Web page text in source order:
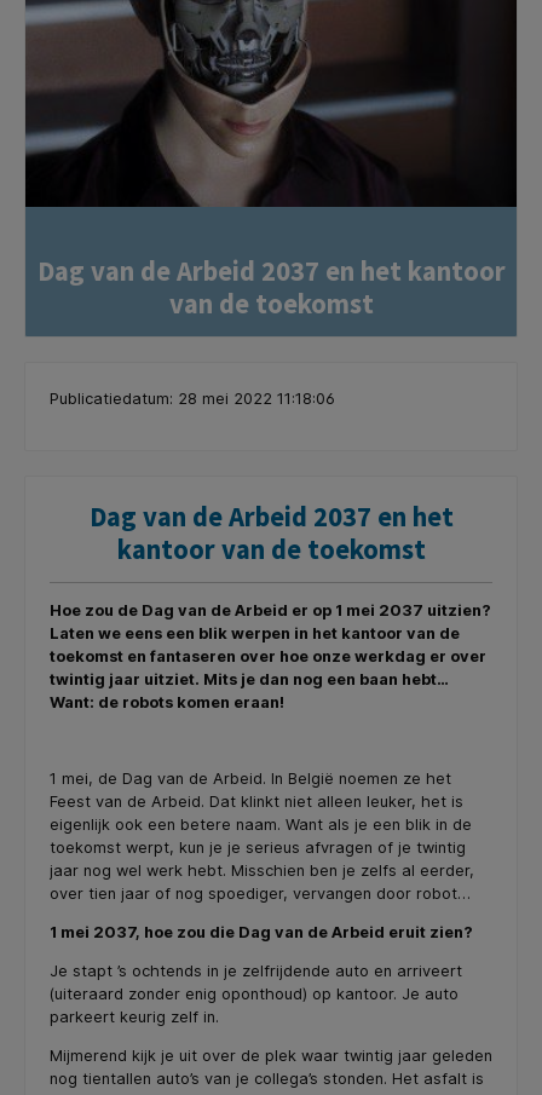
Dag van de Arbeid 2037 en het kantoor
van de toekomst
Publicatiedatum: 28 mei 2022 11:18:06
Dag van de Arbeid 2037 en het
kantoor van de toekomst
Hoe zou de Dag van de Arbeid er op 1 mei 2037 uitzien?
Laten we eens een blik werpen in het kantoor van de
toekomst en fantaseren over hoe onze werkdag er over
twintig jaar uitziet. Mits je dan nog een baan hebt…
Want: de robots komen eraan!
1 mei, de Dag van de Arbeid. In België noemen ze het
Feest van de Arbeid. Dat klinkt niet alleen leuker, het is
eigenlijk ook een betere naam. Want als je een blik in de
toekomst werpt, kun je je serieus afvragen of je twintig
jaar nog wel werk hebt. Misschien ben je zelfs al eerder,
over tien jaar of nog spoediger, vervangen door robot…
1 mei 2037, hoe zou die Dag van de Arbeid eruit zien?
Je stapt ’s ochtends in je zelfrijdende auto en arriveert
(uiteraard zonder enig oponthoud) op kantoor. Je auto
parkeert keurig zelf in.
Mijmerend kijk je uit over de plek waar twintig jaar geleden
nog tientallen auto’s van je collega’s stonden. Het asfalt is